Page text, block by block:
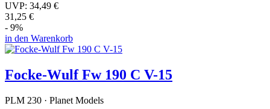
UVP: 34,49 €
31,25 €
- 9%
in den Warenkorb
Focke-Wulf Fw 190 C V-15
PLM 230 · Planet Models